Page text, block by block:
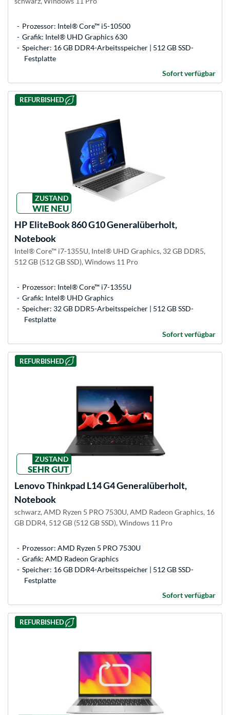
Prozessor: Intel® Core™ i5-10500
Grafik: Intel® UHD Graphics 630
Speicher: 16 GB DDR4-Arbeitsspeicher | 512 GB SSD-
Festplatte
Sofort verfügbar
REFURBISHED
ZUSTAND
WIE NEU
HP EliteBook 860 G10 Generalüberholt,
Notebook
Intel® Core™ i7-1355U, Intel® UHD Graphics, 32 GB DDR5,
512 GB (512 GB SSD), Windows 11 Pro
Prozessor: Intel® Core™ i7-1355U
Grafik: Intel® UHD Graphics
Speicher: 32 GB DDR5-Arbeitsspeicher | 512 GB SSD-
Festplatte
Sofort verfügbar
REFURBISHED
ZUSTAND
SEHR GUT
LenovoThinkpad L14 G4 Generalüberholt,
Notebook
schwarz, AMD Ryzen 5 PRO 7530U, AMD Radeon Graphics, 16
GB DDR4, 512 GB (512 GB SSD), Windows 11 Pro
Prozessor: AMD Ryzen 5 PRO 7530U
Grafik: AMD Radeon Graphics
Speicher: 16 GB DDR4-Arbeitsspeicher | 512 GB SSD-
Festplatte
Sofort verfügbar
REFURBISHED